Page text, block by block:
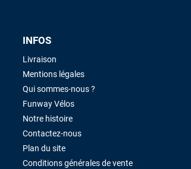
INFOS
Livraison
Mentions légales
Qui sommes-nous ?
Funway Vélos
Notre histoire
Contactez-nous
Plan du site
Conditions générales de vente